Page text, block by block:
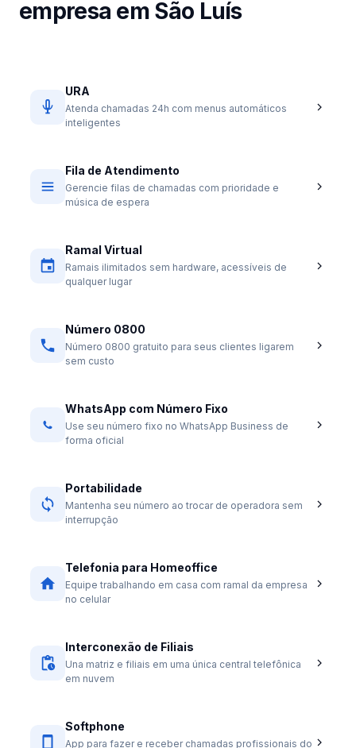
empresa em São Luís
URA
Atenda chamadas 24h com menus automáticos
inteligentes
Fila de Atendimento
Gerencie filas de chamadas com prioridade e
música de espera
Ramal Virtual
Ramais ilimitados sem hardware, acessíveis de
qualquer lugar
Número 0800
Número 0800 gratuito para seus clientes ligarem
sem custo
WhatsApp com Número Fixo
Use seu número fixo no WhatsApp Business de
forma oficial
Portabilidade
Mantenha seu número ao trocar de operadora sem
interrupção
Telefonia para Homeoffice
Equipe trabalhando em casa com ramal da empresa
no celular
Interconexão de Filiais
Una matriz e filiais em uma única central telefônica
em nuvem
Softphone
App para fazer e receber chamadas profissionais do